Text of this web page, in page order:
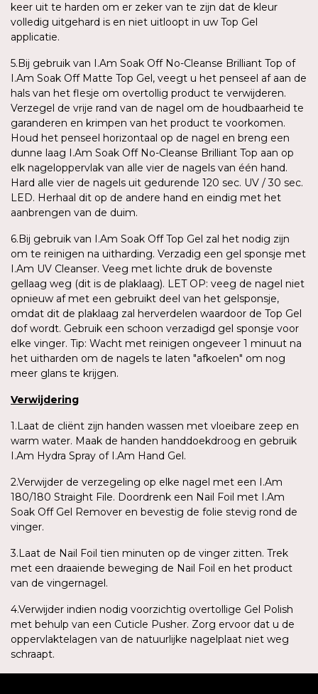
keer uit te harden om er zeker van te zijn dat de kleur
volledig uitgehard is en niet uitloopt in uw Top Gel
applicatie.
5.Bij gebruik van I.Am Soak Off No-Cleanse Brilliant Top of
I.Am Soak Off Matte Top Gel, veegt u het penseel af aan de
hals van het flesje om overtollig product te verwijderen.
Verzegel de vrije rand van de nagel om de houdbaarheid te
garanderen en krimpen van het product te voorkomen.
Houd het penseel horizontaal op de nagel en breng een
dunne laag I.Am Soak Off No-Cleanse Brilliant Top aan op
elk nageloppervlak van alle vier de nagels van één hand.
Hard alle vier de nagels uit gedurende 120 sec. UV / 30 sec.
LED. Herhaal dit op de andere hand en eindig met het
aanbrengen van de duim.
6.Bij gebruik van I.Am Soak Off Top Gel zal het nodig zijn
om te reinigen na uitharding. Verzadig een gel sponsje met
I.Am UV Cleanser. Veeg met lichte druk de bovenste
gellaag weg (dit is de plaklaag). LET OP: veeg de nagel niet
opnieuw af met een gebruikt deel van het gelsponsje,
omdat dit de plaklaag zal herverdelen waardoor de Top Gel
dof wordt. Gebruik een schoon verzadigd gel sponsje voor
elke vinger. Tip: Wacht met reinigen ongeveer 1 minuut na
het uitharden om de nagels te laten "afkoelen" om nog
meer glans te krijgen.
Verwijdering
1.Laat de cliënt zijn handen wassen met vloeibare zeep en
warm water. Maak de handen handdoekdroog en gebruik
I.Am Hydra Spray of I.Am Hand Gel.
2.Verwijder de verzegeling op elke nagel met een I.Am
180/180 Straight File. Doordrenk een Nail Foil met I.Am
Soak Off Gel Remover en bevestig de folie stevig rond de
vinger.
3.Laat de Nail Foil tien minuten op de vinger zitten. Trek
met een draaiende beweging de Nail Foil en het product
van de vingernagel.
4.Verwijder indien nodig voorzichtig overtollige Gel Polish
met behulp van een Cuticle Pusher. Zorg ervoor dat u de
oppervlaktelagen van de natuurlijke nagelplaat niet weg
schraapt.